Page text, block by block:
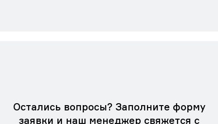
Остались вопросы? Заполните форму
заявки и наш менеджер свяжется с